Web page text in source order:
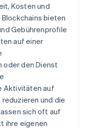
Kosten und
bieten
Gebührenprofile
auf einer
oder den Dienst
Aktivitäten auf
und die
sich oft auf
ihre eigenen